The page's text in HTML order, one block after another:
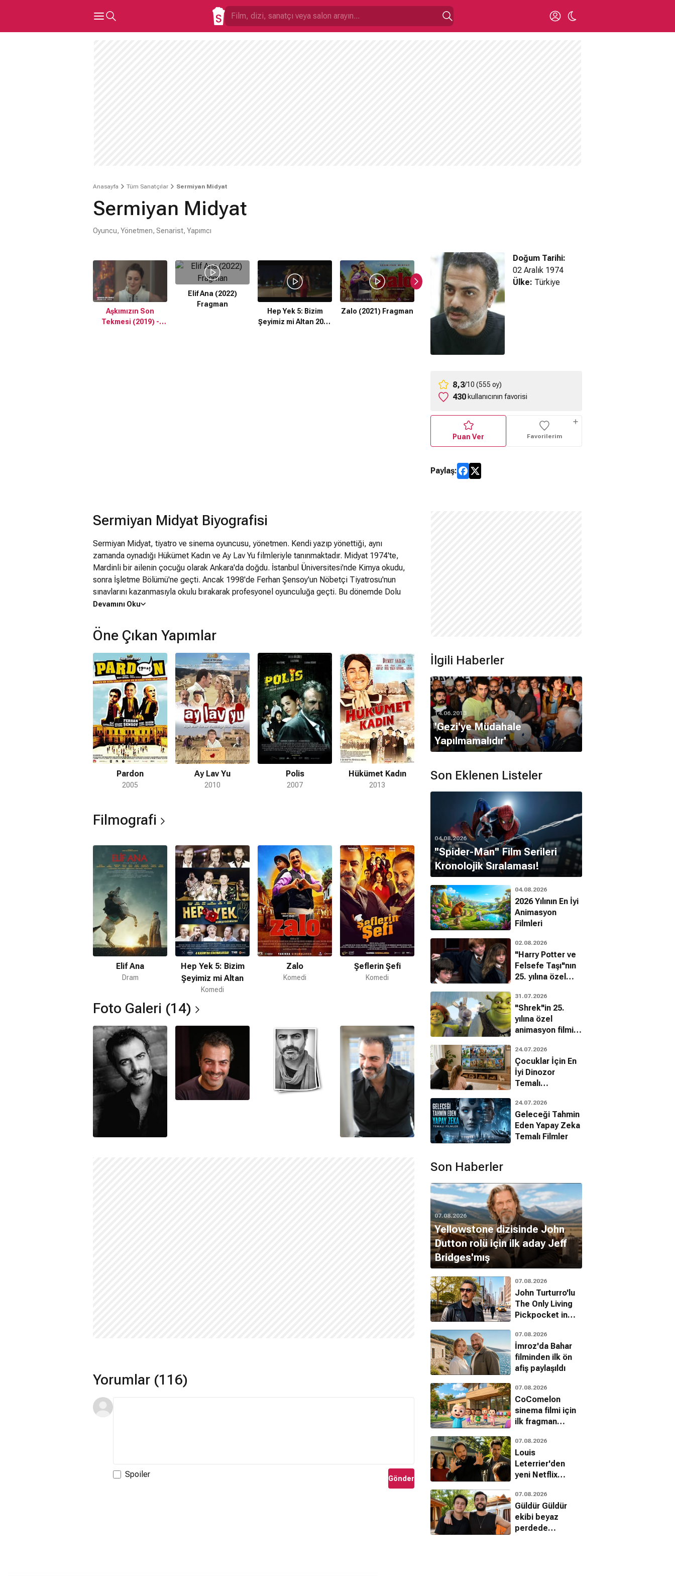
Anasayfa Tüm Sanatçılar Sermiyan Midyat
Sermiyan Midyat
Oyuncu, Yönetmen, Senarist, Yapımcı
Aşkımızın Son
Tekmesi (2019) -
Elif Ana (2022)
Fragman
Hep Yek 5: Bizim
Şeyimiz mi Altan 2022
Zalo (2021) Fragman
ŞEflerin Şefi (2021) -
Fragman
Doğum Tarihi:
02 Aralık 1974
Ülke: Türkiye
8,3/10 (555 oy)
430 kullanıcının favorisi
Puan Ver Favorilerim
Paylaş:
Sermiyan Midyat Biyografisi
Sermiyan Midyat, tiyatro ve sinema oyuncusu, yönetmen. Kendi yazıp yönettiği, aynı
zamanda oynadığı Hükümet Kadın ve Ay Lav Yu filmleriyle tanınmaktadır. Midyat 1974'te,
Mardinli bir ailenin çocuğu olarak Ankara'da doğdu. İstanbul Üniversitesi'nde Kimya okudu,
sonra İşletme Bölümü'ne geçti. Ancak 1998'de Ferhan Şensoy'un Nöbetçi Tiyatrosu'nun
sınavlarını kazanmasıyla okulu bırakarak profesyonel oyunculuğa geçti. Bu dönemde Dolu
Düşün Boş Konuş, Kabaremajör ve Atinalı Timon adlı tiyatro oyunlarında rol aldı. 2007 yılında
izleyicisine Emret Komutanım dizisindeki Arıza Hamza rolüyle kendini tanıttı. Bir yandan
sinema çalışmalarını da sürdüren Midyat, ilk olarak Banyo ve Polis gibi filmlerde oyuncu
olarak göründü. İlk yönetmenlik deneyimini, 2010'da Ay Lav Yu filminde yaşadı. Amerikalı bir
kadınla evlenip yıllar sonra köyüne dönen İbrahim'in öyküsünü anlattığı filmin senaryosunu da
yazıp aynı zamanda İbrahim karakterini canlandırdı. Ay Lav Yu'nun arkasından yönetmen ve
senarist kimliğini daha fazla öne çıkardı. Demet Akbağ'ın başrolünde oynadığı Hükümet
Kadın filmlerini yine yazıp yönetti. 2016'da Bir Baba Hindu, 2017'de Ay Lav Yu'nun devamı Ay
Lav Yu Tuu filmlerini yine yazıp yönetti. 2018'de Tut Yüreğimden Anne filminde başrolü Naz
Elmas'la paylaştı.
Devamını Oku
Öne Çıkan Yapımlar
Pardon
2005
Ay Lav Yu
2010
Polis
2007
Hükümet Kadın
2013
Filmografi
Elif Ana
Dram
Hep Yek 5: Bizim
Şeyimiz mi Altan
Komedi
Zalo
Komedi
Şeflerin Şefi
Komedi
Foto Galeri (14)
Yorumlar (116)
Spoiler Gönder
İlgili Haberler
14.06.2013
'Gezi'ye Müdahale
Yapılmamalıdır'
Son Eklenen Listeler
04.08.2026
''Spider-Man'' Film Serileri
Kronolojik Sıralaması!
04.08.2026
2026 Yılının En İyi
Animasyon
Filmleri
02.08.2026
"Harry Potter ve
Felsefe Taşı"nın
25. yılına özel
bilinmeyenleri!
31.07.2026
"Shrek"in 25.
yılına özel
animasyon filmin
24.07.2026
Çocuklar İçin En
İyi Dinozor
Temalı
Filmleri
24.07.2026
Geleceği Tahmin
Eden Yapay Zeka
Temalı Filmler
Son Haberler
07.08.2026
Yellowstone dizisinde John
Dutton rolü için ilk aday Jeff
Bridges'mış
07.08.2026
John Turturro'lu
The Only Living
Pickpocket in
fragman geldi
07.08.2026
İmroz'da Bahar
filminden ilk ön
afiş paylaşıldı
07.08.2026
CoComelon
sinema filmi için
ilk fragman
07.08.2026
Louis
Leterrier'den
yeni Netflix
House
07.08.2026
Güldür Güldür
ekibi beyaz
perdede